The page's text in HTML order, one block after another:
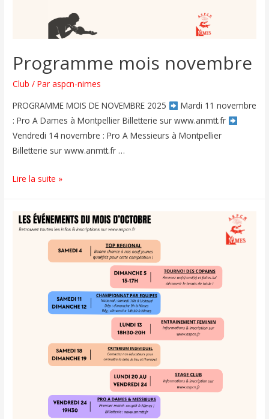
Programme mois novembre
Club / Paraspcn-nimes
PROGRAMME MOIS DE NOVEMBRE 2025
Mardi 11 novembre
: Pro A Dames à Montpellier Billetterie sur www.anmtt.fr
Vendredi 14 novembre : Pro A Messieurs à Montpellier
Billetterie sur www.anmtt.fr …
Lire la suite »